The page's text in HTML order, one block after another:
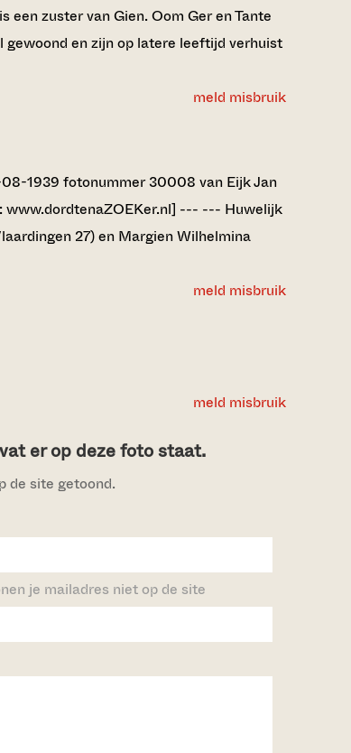
een zuster van Gien. Oom Ger en Tante
gewoond en zijn op latere leeftijd verhuist
meld misbruik
1939 fotonummer 30008 van Eijk Jan
www.dordtenaZOEKer.nl] --- --- Huwelijk
27) en Margien Wilhelmina
meld misbruik
meld misbruik
er op deze foto staat.
de site getoond.
je mailadres niet op de site